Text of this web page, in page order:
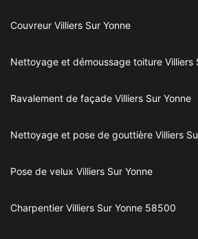
Couvreur Villiers Sur Yonne
Nettoyage et démoussage toiture Villiers
Ravalement de façade Villiers Sur Yonne
Nettoyage et pose de gouttière Villiers
Pose de velux Villiers Sur Yonne
Charpentier Villiers Sur Yonne 58500